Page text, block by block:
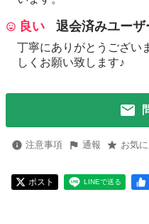
良い 退会済みユーザ
丁寧にありがとうござい
しくお願い致します♪
注意事項 通報 お気
ポスト LINEで送る